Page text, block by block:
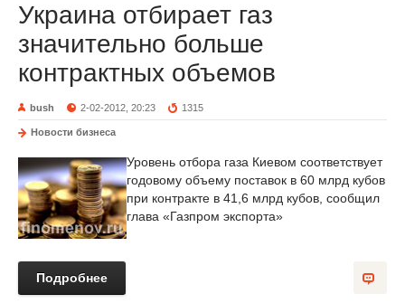
Украина отбирает газ
значительно больше
контрактных объемов
bush 2-02-2012, 20:23 1315
Новости бизнеса
Уровень отбора газа Киевом соответствует
годовому объему поставок в 60 млрд кубов
при контракте в 41,6 млрд кубов, сообщил
глава «Газпром экспорта»
Подробнее